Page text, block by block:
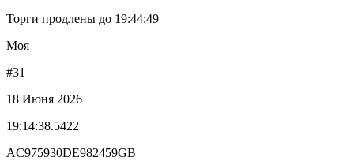
Торги продлены до 19:44:49
Моя
#31
18 Июня 2026
19:14:38.5422
AC975930DE982459GB